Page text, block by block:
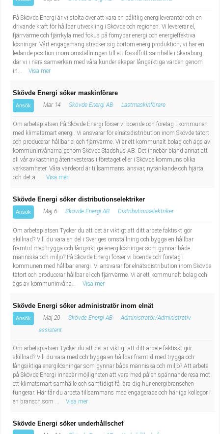
På Skövde Energi är vi stolta över att vara en pålitlig energileverantör och en
drivande kraft för hållbar utveckling i Skövde och regionen. Vi levererar el,
fjärrvärme och fjärrkyla med fokus på förnybar energi och energieffektiva
lösningar. Vårt engagemang sträcker sig bortom energiproduktion; vi har en
ledande position inom omställningen till ett fossilfritt samhälle i Skaraborg,
där vi i nära samverkan med våra kunder skapar långsiktiga värden genom
in...
Visa mer
Skövde Energi söker maskinförare
Ansök Mar 14 Skövde Energi AB Lastmaskinförare
Om arbetsplatsen På Skövde Energi förser vi boende och företag i kommunen
med klimatsmart energi. Vi ansvarar för elnätsdistribution inom Skövde tätort
och producerar hållbar el och fjärrvärme. Vi är ett kommunalt bolag och ägs av
kommuninvånarna genom Skövde Stadshus AB. Det innebär bland annat att
all vår avkastning återinvesteras i företaget eller i Skövde kommuns olika
verksamheter. Våra värdeord är tillsammans, ansvar, nytänkande och hjärta,
och det ä...
Visa mer
Skövde Energi söker distributionselektriker
Ansök Maj 6 Skövde Energi AB Distributionselektriker
Om arbetsplatsen Tycker du att det är viktigt att ditt arbete faktiskt gör
skillnad? Vill du vara en del i Sveriges omställning och bygga en hållbar
framtid med trygga och långsiktiga energilösningar som gynnar både
människa och miljö? På Skövde Energi förser vi boende och företag i
kommunen med hållbar energi. Vi ansvarar för elnätsdistribution inom Skövde
tätort och producerar hållbar el och fjärrvärme. Vi är ett kommunalt bolag och
ägs av kommuninvåna...
Visa mer
Skövde Energi söker administratör inom elnät
Ansök Maj 20 Skövde Energi AB
Administratör/Administrativ
assistent
Om arbetsplatsen Tycker du att det är viktigt att ditt arbete faktiskt gör
skillnad? Vill du vara med och bygga en hållbar framtid med trygga och
långsiktiga energilösningar som gynnar både människa och miljö? Att arbeta
på Skövde Energi innebär möjligheten att vara med på en spännande resa mot
ett klimatsmart samhälle och samtidigt få lära dig hur energibranschen
fungerar. Här får du arbeta tillsammans med engagerade och härliga kollegor i
en bransch som ...
Visa mer
Skövde Energi söker underhållschef